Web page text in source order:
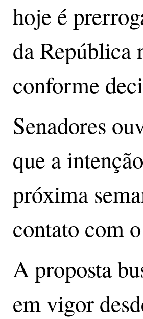
hoje é
da República
conforme
Senadores
que a
próxima
contato com
A proposta
em vigor